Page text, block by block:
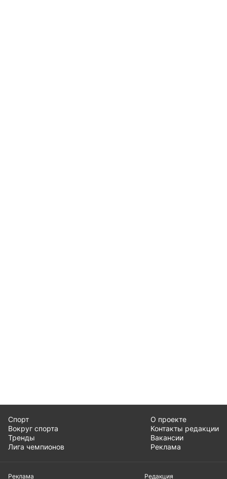
Спорт
Вокруг спорта
Тренды
Лига чемпионов
О проекте
Контакты редакции
Вакансии
Реклама
Реклама Редакция